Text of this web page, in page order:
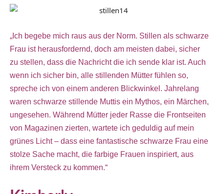
„Ich begebe mich raus aus der Norm. Stillen als schwarze
Frau ist herausfordernd, doch am meisten dabei, sicher
zu stellen, dass die Nachricht die ich sende klar ist. Auch
wenn ich sicher bin, alle stillenden Mütter fühlen so,
spreche ich von einem anderen Blickwinkel. Jahrelang
waren schwarze stillende Muttis ein Mythos, ein Märchen,
ungesehen. Während Mütter jeder Rasse die Frontseiten
von Magazinen zierten, wartete ich geduldig auf mein
grünes Licht – dass eine fantastische schwarze Frau eine
stolze Sache macht, die farbige Frauen inspiriert, aus
ihrem Versteck zu kommen.“